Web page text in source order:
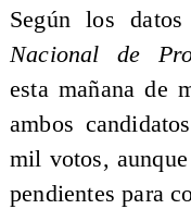
Según los
Nacional de
esta mañana de
ambos
mil votos,
pendientes para